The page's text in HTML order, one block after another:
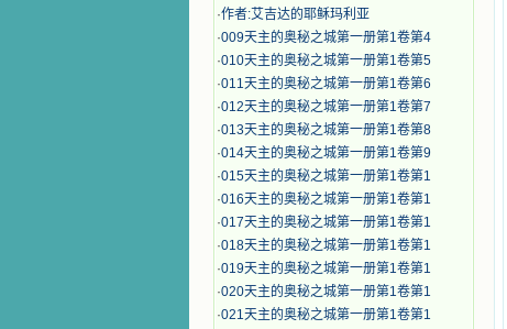
·作者:艾吉达的耶稣玛利亚
·009天主的奥秘之城第一册第1卷第4
·010天主的奥秘之城第一册第1卷第5
·011天主的奥秘之城第一册第1卷第6
·012天主的奥秘之城第一册第1卷第7
·013天主的奥秘之城第一册第1卷第8
·014天主的奥秘之城第一册第1卷第9
·015天主的奥秘之城第一册第1卷第1
·016天主的奥秘之城第一册第1卷第1
·017天主的奥秘之城第一册第1卷第1
·018天主的奥秘之城第一册第1卷第1
·019天主的奥秘之城第一册第1卷第1
·020天主的奥秘之城第一册第1卷第1
·021天主的奥秘之城第一册第1卷第1